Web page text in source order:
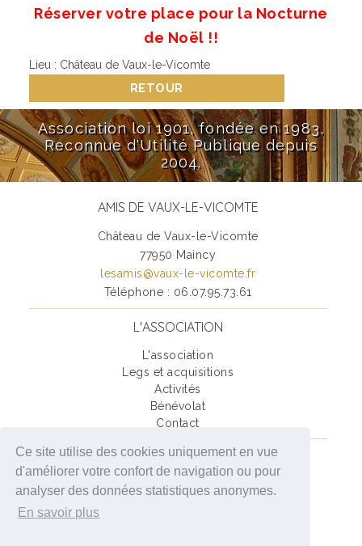
Ce site utilise des cookies uniquement en vue
d'améliorer votre confort de navigation ou pour
analyser des données statistiques anonymes.
En savoir plus
Réserver votre place pour la Nocturne
de Noël !!
Lieu : Château de Vaux-le-Vicomte
RETOUR
Association loi 1901, fondée en 1983,
Reconnue d'Utilité Publique depuis
2004.
AMIS DE VAUX-LE-VICOMTE
Château de Vaux-le-Vicomte
77950 Maincy
lesamis@vaux-le-vicomte.fr
Téléphone : 06.07.95.73.61
L'ASSOCIATION
L'association
Legs et acquisitions
Activités
Bénévolat
Contact
SOUTENIR VAUX-LE-VICOMTE
Je deviens Ami(e) de Vaux-Le-Vicomte